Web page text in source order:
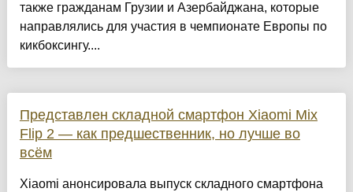
также гражданам Грузии и Азербайджана, которые
направлялись для участия в чемпионате Европы по
кикбоксингу....
Представлен складной смартфон Xiaomi Mix
Flip 2 — как предшественник, но лучше во
всём
Xiaomi анонсировала выпуск складного смартфона